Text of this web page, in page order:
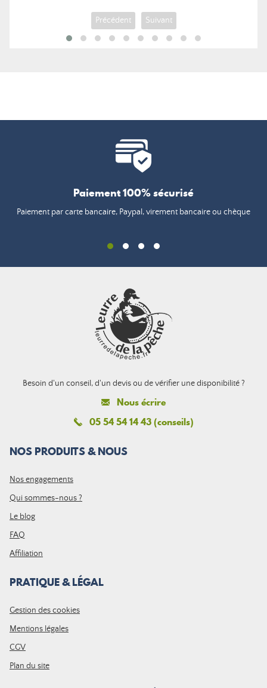
Précédent Suivant
Paiement 100% sécurisé
Paiement par carte bancaire, Paypal, virement bancaire ou chèque
Besoin d'un conseil, d'un devis ou de vérifier une disponibilité ?
Nous écrire
05 54 54 14 43 (conseils)
NOS PRODUITS & NOUS
Nos engagements
Qui sommes-nous ?
Le blog
FAQ
Affiliation
PRATIQUE & LÉGAL
Gestion des cookies
Mentions légales
CGV
Plan du site